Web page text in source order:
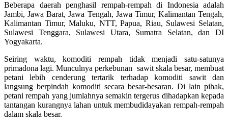
Beberapa daerah penghasil rempah-rempah di Indonesia adalah
Jambi, Jawa Barat, Jawa Tengah, Jawa Timur, Kalimantan Tengah,
Kalimantan Timur, Maluku, NTT, Papua, Riau, Sulawesi Selatan,
Sulawesi Tenggara, Sulawesi Utara, Sumatra Selatan, dan DI
Yogyakarta.
Seiring waktu, komoditi rempah tidak menjadi satu-satunya
primadona lagi. Munculnya perkebunan sawit skala besar, membuat
petani lebih cenderung tertarik terhadap komoditi sawit dan
langsung berpindah komoditi secara besar-besaran. Di lain pihak,
petani rempah yang jumlahnya semakin tergerus dihadapkan kepada
tantangan kurangnya lahan untuk membudidayakan rempah-rempah
dalam skala besar.